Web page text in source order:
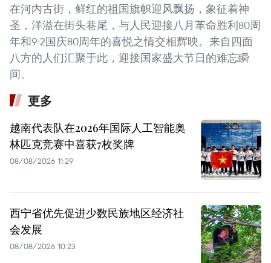
在河内古街，鲜红的祖国旗帜迎风飘扬，象征着神
圣，洋溢在街头巷尾，与人民迎接八月革命胜利80周
年和9·2国庆80周年的喜悦之情交相辉映。来自四面
八方的人们汇聚于此，迎接国家盛大节日的难忘瞬
间。
更多
越南代表队在2026年国际人工智能奥
林匹克竞赛中喜获7枚奖牌
08/08/2026 11:29
西宁省优先促进少数民族地区经济社
会发展
08/08/2026 10:23